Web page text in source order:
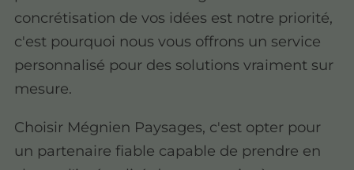
concrétisation de vos idées est notre priorité,
c'est pourquoi nous vous offrons un service
personnalisé pour des solutions vraiment sur
mesure.
Choisir Mégnien Paysages, c'est opter pour
un partenaire fiable capable de prendre en